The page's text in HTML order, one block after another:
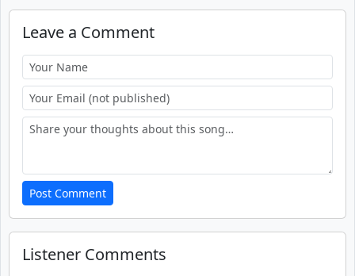
Leave a Comment
Post Comment
Listener Comments